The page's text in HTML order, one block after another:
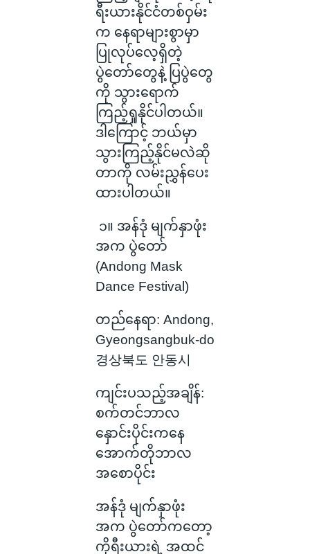
ရီးယားနိုင်ငံတစ်ဝှမ်း
က နေရာများစွာမှာ
ပြုလုပ်လေ့ရှိတဲ့
ပွဲတော်တွေနဲ့ ပြပွဲတွေ
ကို သွားရောက်
ကြည့်ရှုနိုင်ပါတယ်။
ဒါကြောင့် ဘယ်မှာ
သွားကြည့်နိုင်မလဲဆို
တာကို လမ်းညွှန်ပေး
ထားပါတယ်။
၁။ အန်ဒုံ မျက်နှာဖုံး
အက ပွဲတော်
(Andong Mask
Dance Festival)
တည်နေရာ: Andong,
Gyeongsangbuk-do
경상북도 안동시
ကျင်းပသည့်အချိန်:
စက်တင်ဘာလ
နှောင်းပိုင်းကနေ
အောက်တိုဘာလ
အစောပိုင်း
အန်ဒုံ မျက်နှာဖုံး
အက ပွဲတော်ကတော့
ကိုရီးယားရဲ့ အထင်